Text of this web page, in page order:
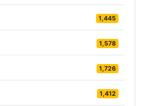
1,445
1,578
1,726
1,412